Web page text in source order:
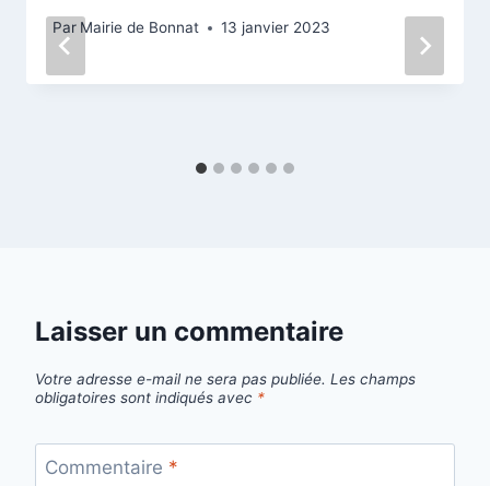
Par Mairie de Bonnat 13 janvier 2023
Laisser un commentaire
Votre adresse e-mail ne sera pas publiée. Les champs
obligatoires sont indiqués avec *
Commentaire *